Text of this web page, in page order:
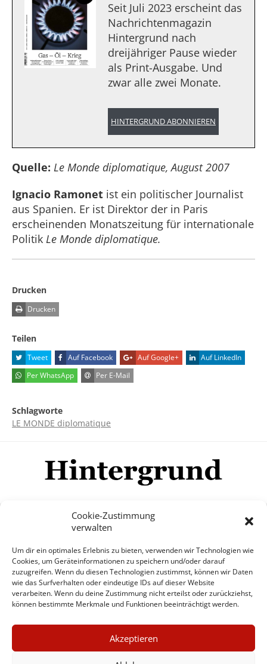
Cookie-Zustimmung
verwalten
Um dir ein optimales Erlebnis zu bieten, verwenden wir Technologien wie
Cookies, um Geräteinformationen zu speichern und/oder darauf
zuzugreifen. Wenn du diesen Technologien zustimmst, können wir Daten
wie das Surfverhalten oder eindeutige IDs auf dieser Website
verarbeiten. Wenn du deine Zustimmung nicht erteilst oder zurückziehst,
können bestimmte Merkmale und Funktionen beeinträchtigt werden.
Akzeptieren
Seit Juli 2023 erscheint das
Nachrichtenmagazin
Hintergrund nach
dreijähriger Pause wieder
als Print-Ausgabe. Und
zwar alle zwei Monate.
HINTERGRUND ABONNIEREN
Quelle: Le Monde diplomatique, August 2007
Ignacio Ramonet ist ein politischer Journalist
aus Spanien. Er ist Direktor der in Paris
erscheinenden Monatszeitung für internationale
Politik Le Monde diplomatique.
Drucken
Drucken
Teilen
Tweet Auf Facebook Auf Google+
Auf LinkedIn
Per WhatsApp
Per E-Mail
Schlagworte
LE MONDE diplomatique
Mehr
© Copyright Hintergrund.de, 2015 - 2026
Zum Newsletter jetzt kostenlos
anmelden
erscheint ca. alle 4 Wochen
×